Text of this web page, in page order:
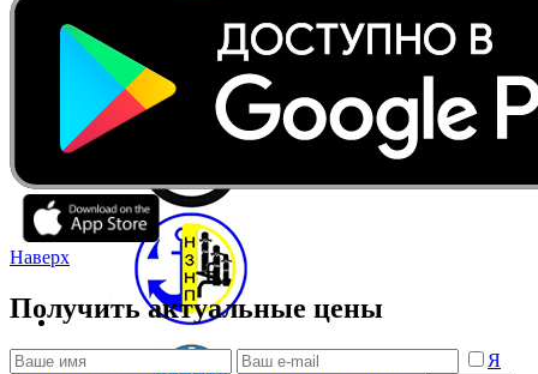
Наверх
Получить актуальные цены
Я